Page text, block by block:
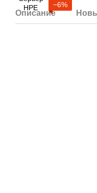
−6%
Описание